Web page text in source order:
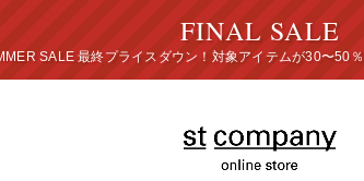
FINAL SALE
スダウン！対象アイテムが30〜